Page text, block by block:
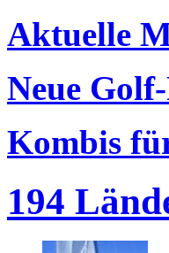
Aktuelle
Neue
Kombis
194